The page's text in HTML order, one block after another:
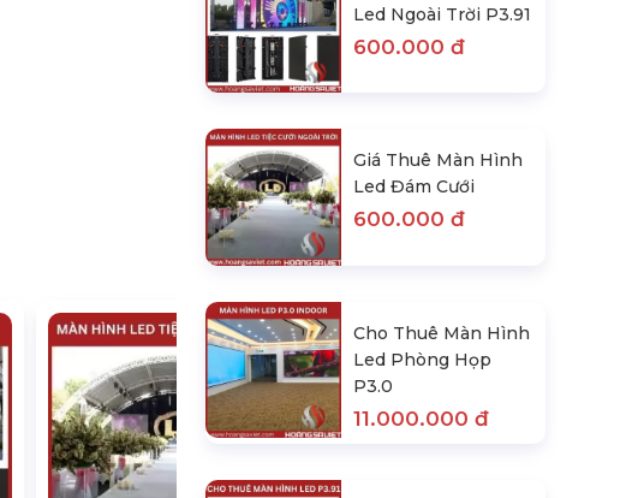
Led Ngoài Trời P3.91
600.000 đ
Giá Thuê Màn Hình
Led Đám Cưới
600.000 đ
Cho Thuê Màn Hình
Led Phòng Họp
P3.0
11.000.000 đ